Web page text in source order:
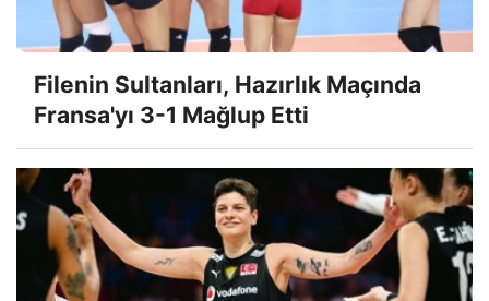
Filenin Sultanları, Hazırlık Maçında
Fransa'yı 3-1 Mağlup Etti